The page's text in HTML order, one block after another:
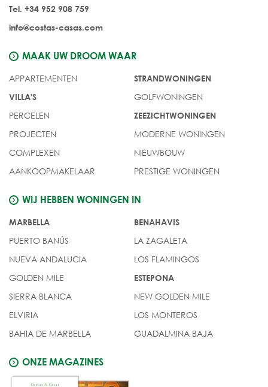
Tel. +34 952 908 759
info@costas-casas.com
MAAK UW DROOM WAAR
APPARTEMENTEN
VILLA'S
PERCELEN
PROJECTEN
COMPLEXEN
AANKOOPMAKELAAR
STRANDWONINGEN
GOLFWONINGEN
ZEEZICHTWONINGEN
MODERNE WONINGEN
NIEUWBOUW
PRESTIGE WONINGEN
WIJ HEBBEN WONINGEN IN
MARBELLA
PUERTO BANÚS
NUEVA ANDALUCIA
GOLDEN MILE
SIERRA BLANCA
ELVIRIA
BAHIA DE MARBELLA
BENAHAVIS
LA ZAGALETA
LOS FLAMINGOS
ESTEPONA
NEW GOLDEN MILE
LOS MONTEROS
GUADALMINA BAJA
ONZE MAGAZINES